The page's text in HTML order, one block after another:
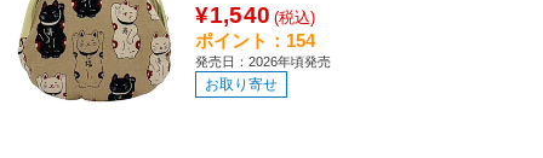
¥1,540 (税込)
ポイント：154
発売日：2026年頃発売
お取り寄せ